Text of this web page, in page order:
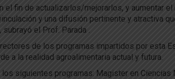
fin de actualizarlos/mejorarlos, y aumentar el
y una difusión pertinente y atractiva
el Prof. Parada .
de los programas impartidos por esta
a la realidad agroalimentaria actual y futura.
siguientes programas: Magister en Ciencias